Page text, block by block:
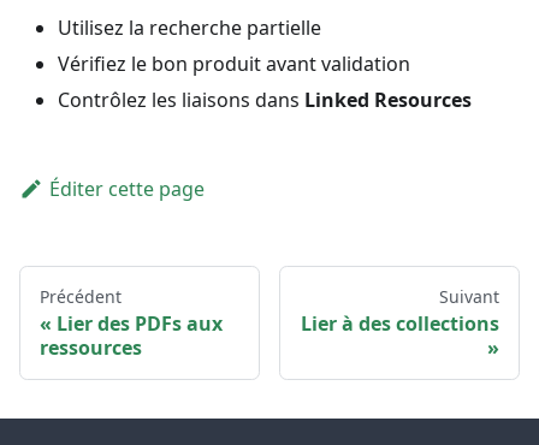
Utilisez la recherche partielle
Vérifiez le bon produit avant validation
Contrôlez les liaisons dans Linked Resources
Éditer cette page
Précédent
Lier des PDFs aux
ressources
Suivant
Lier à des collections